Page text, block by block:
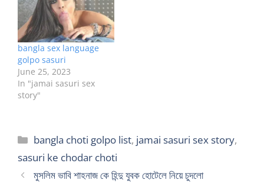
bangla sex language
golpo sasuri
June 25, 2023
In "jamai sasuri sex
story"
Categories
bangla choti golpo list, jamai sasuri sex story,
sasuri ke chodar choti
মুসলিম ভাবি শাহনাজ কে হিন্দু যুবক হোটেলে নিয়ে চুদলো